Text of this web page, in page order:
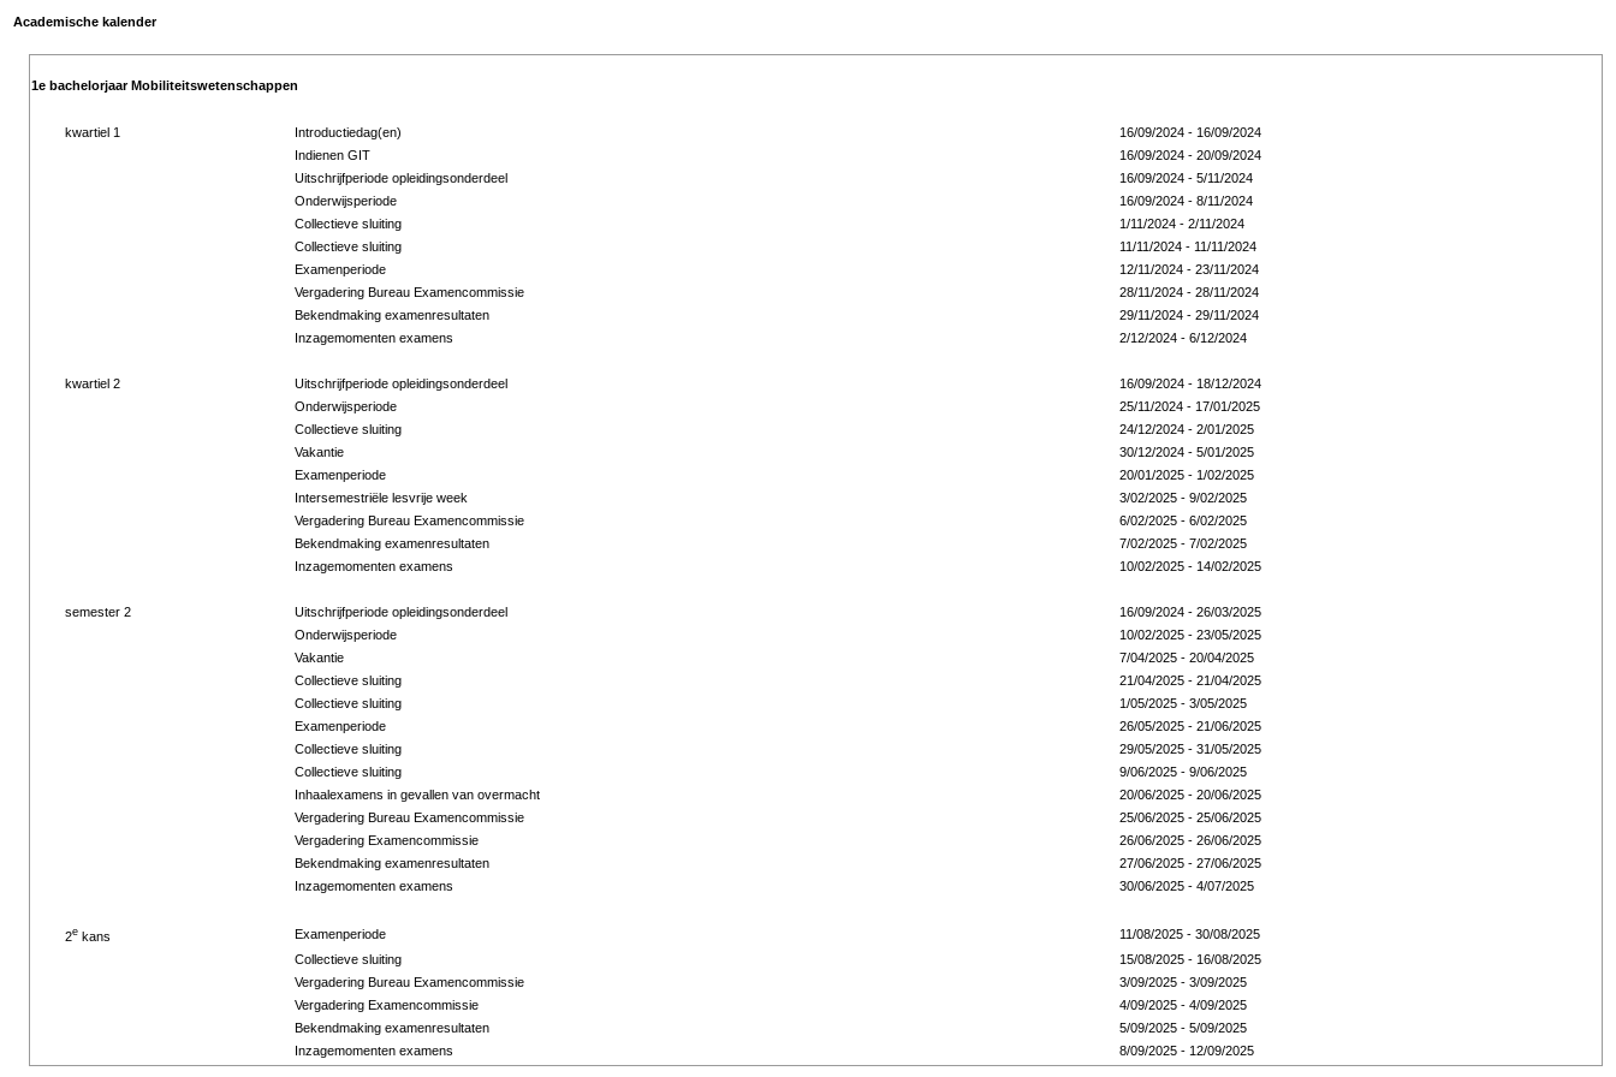
Academische kalender
1e bachelorjaar Mobiliteitswetenschappen
kwartiel 1 Introductiedag(en)
16/09/2024 - 16/09/2024
Indienen GIT
16/09/2024 - 20/09/2024
Uitschrijfperiode opleidingsonderdeel
16/09/2024 - 5/11/2024
Onderwijsperiode
16/09/2024 - 8/11/2024
Collectieve sluiting
1/11/2024 - 2/11/2024
Collectieve sluiting
11/11/2024 - 11/11/2024
Examenperiode
12/11/2024 - 23/11/2024
Vergadering Bureau Examencommissie
28/11/2024 - 28/11/2024
Bekendmaking examenresultaten
29/11/2024 - 29/11/2024
Inzagemomenten examens
2/12/2024 - 6/12/2024
kwartiel 2 Uitschrijfperiode opleidingsonderdeel
16/09/2024 - 18/12/2024
Onderwijsperiode
25/11/2024 - 17/01/2025
Collectieve sluiting
24/12/2024 - 2/01/2025
Vakantie
30/12/2024 - 5/01/2025
Examenperiode
20/01/2025 - 1/02/2025
Intersemestriële lesvrije week
3/02/2025 - 9/02/2025
Vergadering Bureau Examencommissie
6/02/2025 - 6/02/2025
Bekendmaking examenresultaten
7/02/2025 - 7/02/2025
Inzagemomenten examens
10/02/2025 - 14/02/2025
semester 2 Uitschrijfperiode opleidingsonderdeel
16/09/2024 - 26/03/2025
Onderwijsperiode
10/02/2025 - 23/05/2025
Vakantie
7/04/2025 - 20/04/2025
Collectieve sluiting
21/04/2025 - 21/04/2025
Collectieve sluiting
1/05/2025 - 3/05/2025
Examenperiode
26/05/2025 - 21/06/2025
Collectieve sluiting
29/05/2025 - 31/05/2025
Collectieve sluiting
9/06/2025 - 9/06/2025
Inhaalexamens in gevallen van overmacht
20/06/2025 - 20/06/2025
Vergadering Bureau Examencommissie
25/06/2025 - 25/06/2025
Vergadering Examencommissie
26/06/2025 - 26/06/2025
Bekendmaking examenresultaten
27/06/2025 - 27/06/2025
Inzagemomenten examens
30/06/2025 - 4/07/2025
2e kans Examenperiode
11/08/2025 - 30/08/2025
Collectieve sluiting
15/08/2025 - 16/08/2025
Vergadering Bureau Examencommissie
3/09/2025 - 3/09/2025
Vergadering Examencommissie
4/09/2025 - 4/09/2025
Bekendmaking examenresultaten
5/09/2025 - 5/09/2025
Inzagemomenten examens
8/09/2025 - 12/09/2025